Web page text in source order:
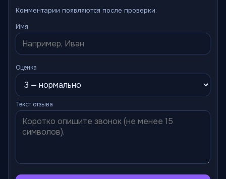
Комментарии появляются после проверки.
Имя
Оценка
Текст отзыва